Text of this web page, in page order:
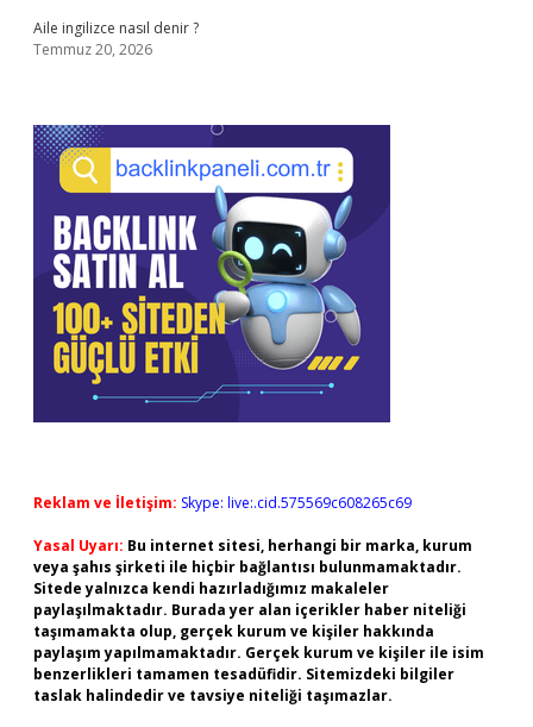
Aile ingilizce nasıl denir ?
Temmuz 20, 2026
Reklam ve İletişim: Skype: live:.cid.575569c608265c69
Yasal Uyarı: Bu internet sitesi, herhangi bir marka, kurum
veya şahıs şirketi ile hiçbir bağlantısı bulunmamaktadır.
Sitede yalnızca kendi hazırladığımız makaleler
paylaşılmaktadır. Burada yer alan içerikler haber niteliği
taşımamakta olup, gerçek kurum ve kişiler hakkında
paylaşım yapılmamaktadır. Gerçek kurum ve kişiler ile isim
benzerlikleri tamamen tesadüfidir. Sitemizdeki bilgiler
taslak halindedir ve tavsiye niteliği taşımazlar.